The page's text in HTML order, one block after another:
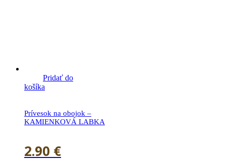
Pridať do
košíka
Prívesok na obojok –
KAMIENKOVÁ LABKA
2.90 €